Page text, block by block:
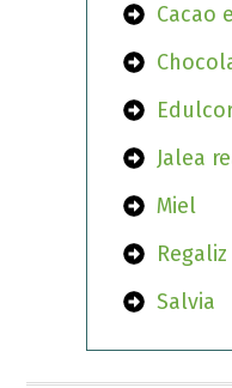
Cacao
Jalea
Miel
Regaliz
Salvia